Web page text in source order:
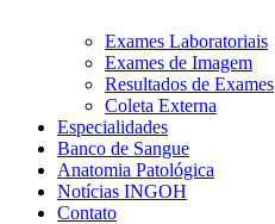
Exames Laboratoriais
Exames de Imagem
Resultados de Exames
Coleta Externa
Especialidades
Banco de Sangue
Anatomia Patológica
Notícias INGOH
Contato